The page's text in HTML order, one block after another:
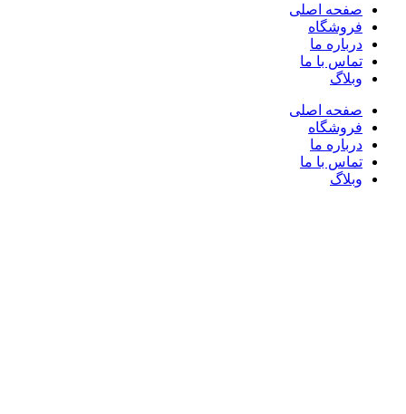
صفحه اصلی
فروشگاه
درباره ما
تماس با ما
وبلاگ
صفحه اصلی
فروشگاه
درباره ما
تماس با ما
وبلاگ